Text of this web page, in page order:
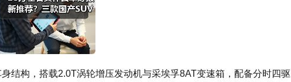
结构，搭载2.0T涡轮增压发动机与采埃孚8AT变速箱，配备分时四驱